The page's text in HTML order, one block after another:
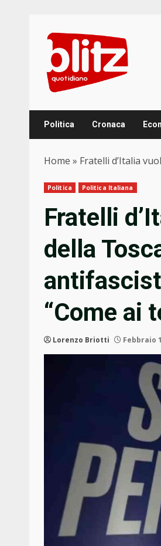
content
Politica Cronaca
Home » Fratelli d’Italia
Politica Politica Italiana
Fratelli
della
“Come ai
Lorenzo Briotti Febbraio